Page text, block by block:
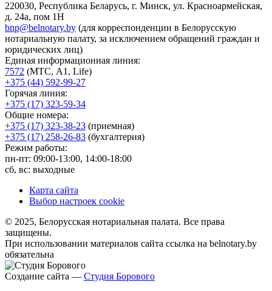
220030, Республика Беларусь, г. Минск, ул. Красноармейская,
д. 24а, пом 1Н
bnp@belnotary.by (для корреспонденции в Белорусскую
нотариальную палату, за исключением обращений граждан и
юридических лиц)
Единая информационная линия:
7572 (МТС, A1, Life)
+375 (44) 592-99-27
Горячая линия:
+375 (17) 323-59-34
Общие номера:
+375 (17) 323-38-23 (приемная)
+375 (17) 258-26-83 (бухгалтерия)
Режим работы:
пн-пт: 09:00-13:00, 14:00-18:00
сб, вс: выходные
Карта сайта
Выбор настроек cookie
© 2025, Белорусская нотариальная палата. Все права
защищены.
При использовании материалов сайта ссылка на belnotary.by
обязательна
Создание сайта — Студия Борового